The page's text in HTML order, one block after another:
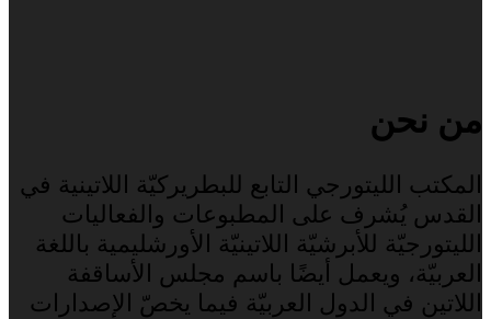
من نحن
المكتب الليتورجي التابع للبطريركيّة اللاتينية في
القدس يُشرف على المطبوعات والفعاليات
الليتورجيّة للأبرشيّة اللاتينيّة الأورشليمية باللغة
العربيّة، ويعمل أيضًا باسم مجلس الأساقفة
اللاتين في الدول العربيّة فيما يخصّ الإصدارات